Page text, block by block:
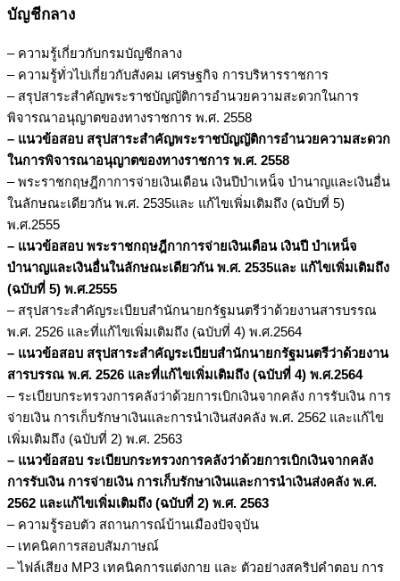
บัญชีกลาง
– ความรู้เกี่ยวกับกรมบัญชีกลาง
– ความรู้ทั่วไปเกี่ยวกับสังคม เศรษฐกิจ การบริหารราชการ
– สรุปสาระสำคัญพระราชบัญญัติการอำนวยความสะดวกในการ
พิจารณาอนุญาตของทางราชการ พ.ศ. 2558
– แนวข้อสอบ สรุปสาระสำคัญพระราชบัญญัติการอำนวยความสะดวก
ในการพิจารณาอนุญาตของทางราชการ พ.ศ. 2558
– พระราชกฤษฎีกาการจ่ายเงินเดือน เงินปีบำเหน็จ บำนาญและเงินอื่น
ในลักษณะเดียวกัน พ.ศ. 2535และ แก้ไขเพิ่มเติมถึง (ฉบับที่ 5)
พ.ศ.2555
– แนวข้อสอบ พระราชกฤษฎีกาการจ่ายเงินเดือน เงินปี บำเหน็จ
บำนาญและเงินอื่นในลักษณะเดียวกัน พ.ศ. 2535และ แก้ไขเพิ่มเติมถึง
(ฉบับที่ 5) พ.ศ.2555
– สรุปสาระสำคัญระเบียบสำนักนายกรัฐมนตรีว่าด้วยงานสารบรรณ
พ.ศ. 2526 และที่แก้ไขเพิ่มเติมถึง (ฉบับที่ 4) พ.ศ.2564
– แนวข้อสอบ สรุปสาระสำคัญระเบียบสำนักนายกรัฐมนตรีว่าด้วยงาน
สารบรรณ พ.ศ. 2526 และที่แก้ไขเพิ่มเติมถึง (ฉบับที่ 4) พ.ศ.2564
– ระเบียบกระทรวงการคลังว่าด้วยการเบิกเงินจากคลัง การรับเงิน การ
จ่ายเงิน การเก็บรักษาเงินและการนำเงินส่งคลัง พ.ศ. 2562 และแก้ไข
เพิ่มเติมถึง (ฉบับที่ 2) พ.ศ. 2563
– แนวข้อสอบ ระเบียบกระทรวงการคลังว่าด้วยการเบิกเงินจากคลัง
การรับเงิน การจ่ายเงิน การเก็บรักษาเงินและการนำเงินส่งคลัง พ.ศ.
2562 และแก้ไขเพิ่มเติมถึง (ฉบับที่ 2) พ.ศ. 2563
– ความรู้รอบตัว สถานการณ์บ้านเมืองปัจจุบัน
– เทคนิคการสอบสัมภาษณ์
– ไฟล์เสียง MP3 เทคนิคการแต่งกาย และ ตัวอย่างสคริปคำตอบ การ